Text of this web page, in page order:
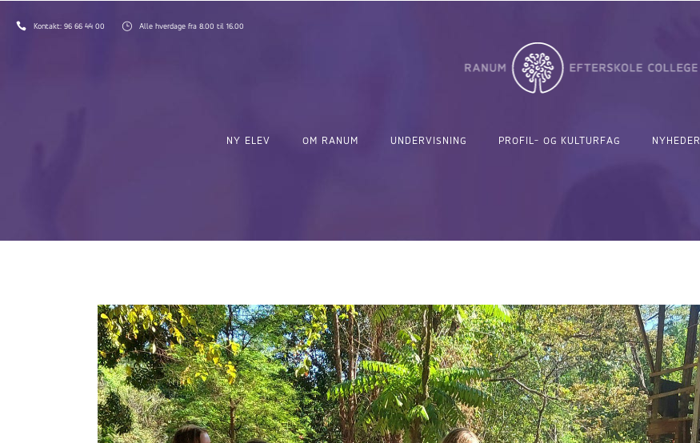
Kontakt:96 66 44 00 Alle hverdage fra 8.00 til 16.00
NY ELEV OM RANUM UNDERVISNING PROFIL- OG KULTURFAG NYHEDER